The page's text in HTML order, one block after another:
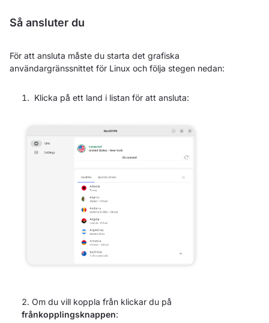
Så ansluter du
För att ansluta måste du starta det grafiska
användargränssnittet för Linux och följa stegen nedan:
Klicka på ett land i listan för att ansluta:
Om du vill koppla från klickar du på
frånkopplingsknappen: